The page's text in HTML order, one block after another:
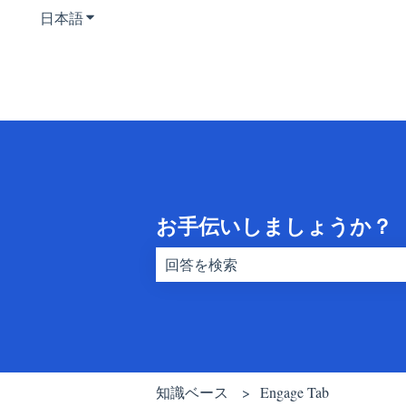
日本語翻訳のサブメニューを表示
お手伝いしましょうか？
知識ベース Engage Tab